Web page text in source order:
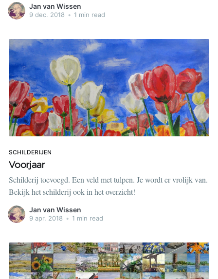
Jan van Wissen
9 dec. 2018 • 1 min read
SCHILDERIJEN
Voorjaar
Schilderij toevoegd. Een veld met tulpen. Je wordt er vrolijk van.
Bekijk het schilderij ook in het overzicht!
Jan van Wissen
9 apr. 2018 • 1 min read